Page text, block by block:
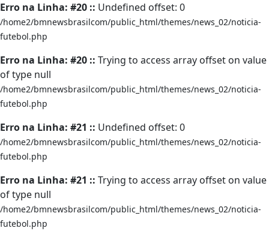
Erro na Linha: #20 :: Undefined offset: 0
/home2/bmnewsbrasilcom/public_html/themes/news_02/noticia-
futebol.php
Erro na Linha: #20 :: Trying to access array offset on value
of type null
/home2/bmnewsbrasilcom/public_html/themes/news_02/noticia-
futebol.php
Erro na Linha: #21 :: Undefined offset: 0
/home2/bmnewsbrasilcom/public_html/themes/news_02/noticia-
futebol.php
Erro na Linha: #21 :: Trying to access array offset on value
of type null
/home2/bmnewsbrasilcom/public_html/themes/news_02/noticia-
futebol.php